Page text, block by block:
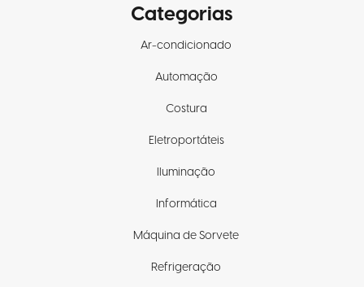
Categorias
Ar-condicionado
Automação
Costura
Eletroportáteis
Iluminação
Informática
Máquina de Sorvete
Refrigeração